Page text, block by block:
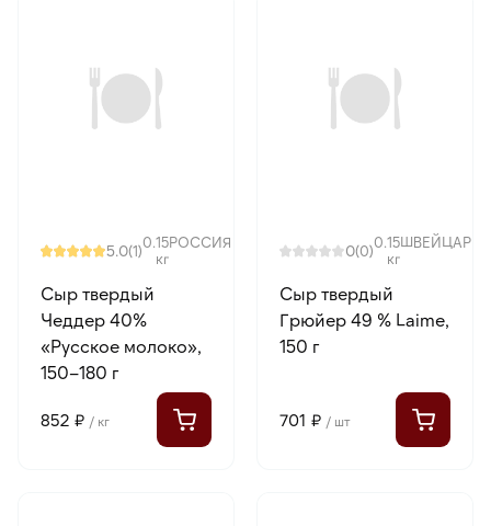
5.0(1)0.15
кг
РОССИЯ
Сыр твердый
Чеддер 40%
«Русское молоко»,
150–180 г
852 ₽ / кг
0(0)0.15
кг
ШВЕЙЦАРИЯ
Сыр твердый
Грюйер 49 % Laime,
150 г
701 ₽ / шт